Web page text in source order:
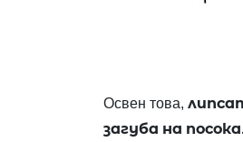
Освен това,
загуба на